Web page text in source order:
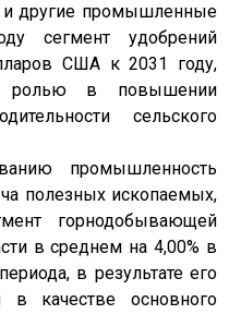
и другие промышленные
сегмент удобрений
США к 2031 году,
ролью в повышении
сельского
промышленность
полезных ископаемых,
горнодобывающей
в среднем на 4,00% в
в результате его
в качестве основного